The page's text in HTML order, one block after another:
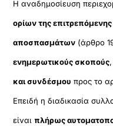
Η αναδημοσίευση
ορίων της
αποσπασμάτων (άρθρο
ενημερωτικούς σκοπούς
και συνδέσμου προς το
Επειδή η διαδικασία
είναιπλήρως